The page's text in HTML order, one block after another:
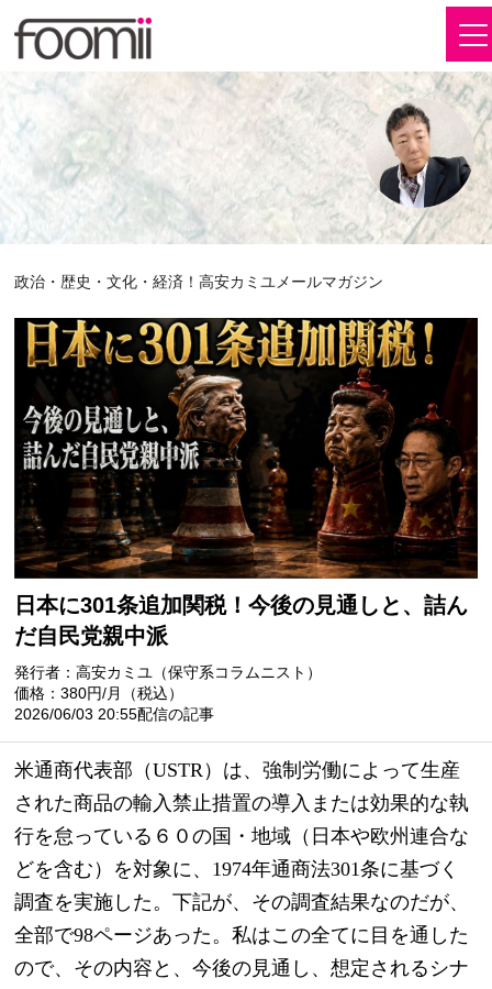
政治・歴史・文化・経済！高安カミユメールマガジン
日本に301条追加関税！今後の見通しと、詰ん
だ自民党親中派
発行者：高安カミユ（保守系コラムニスト）
価格：380円/月（税込）
2026/06/03 20:55配信の記事
米通商代表部（USTR）は、強制労働によって生産
された商品の輸入禁止措置の導入または効果的な執
行を怠っている６０の国・地域（日本や欧州連合な
どを含む）を対象に、1974年通商法301条に基づく
調査を実施した。下記が、その調査結果なのだが、
全部で98ページあった。私はこの全てに目を通した
ので、その内容と、今後の見通し、想定されるシナ